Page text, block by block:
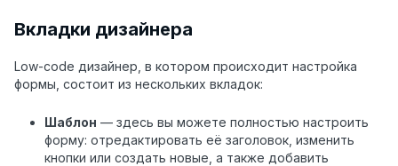
Вкладки дизайнера
Low-code дизайнер, в котором происходит настройка
формы, состоит из нескольких вкладок:
Шаблон — здесь вы можете полностью настроить
форму: отредактировать её заголовок, изменить
кнопки или создать новые, а также добавить